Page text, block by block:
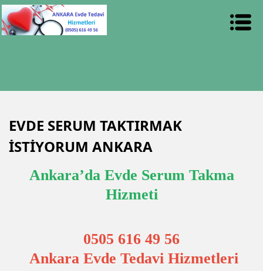
EVDE SERUM TAKTIRMAK
İSTİYORUM ANKARA
Ankara’da Evde Serum Takma
Hizmeti
0505 616 49 56
Ankara Evde Tedavi Hizmetleri